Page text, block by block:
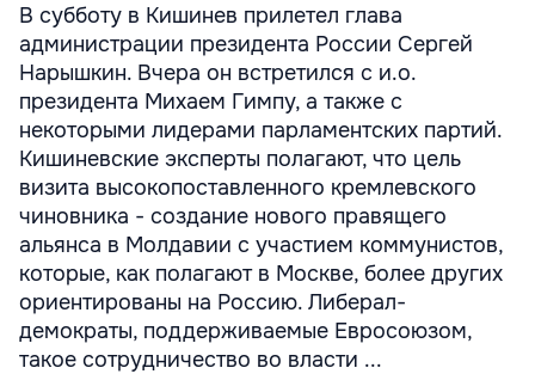
В субботу в Кишинев прилетел глава
администрации президента России Сергей
Нарышкин. Вчера он встретился с и.о.
президента Михаем Гимпу, а также с
некоторыми лидерами парламентских партий.
Кишиневские эксперты полагают, что цель
визита высокопоставленного кремлевского
чиновника - создание нового правящего
альянса в Молдавии с участием коммунистов,
которые, как полагают в Москве, более других
ориентированы на Россию. Либерал-
демократы, поддерживаемые Евросоюзом,
такое сотрудничество во власти ...